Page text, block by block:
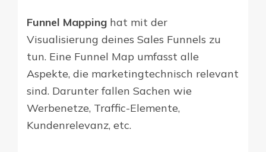
Funnel Mapping hat mit der
Visualisierung deines Sales Funnels zu
tun. Eine Funnel Map umfasst alle
Aspekte, die marketingtechnisch relevant
sind. Darunter fallen Sachen wie
Werbenetze, Traffic-Elemente,
Kundenrelevanz, etc.